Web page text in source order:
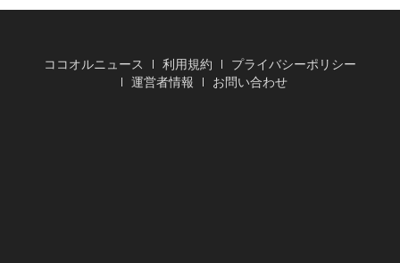
ココオルニュース 利用規約
プライバシーポリシー
運営者情報
お問い合わせ